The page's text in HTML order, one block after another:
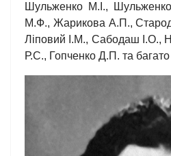
Шульженко М.І.,
М.Ф., Жарикова А.П.,
Ліповий І.М., Сабодаш І.О.,
Р.С., Гопченко Д.П. та